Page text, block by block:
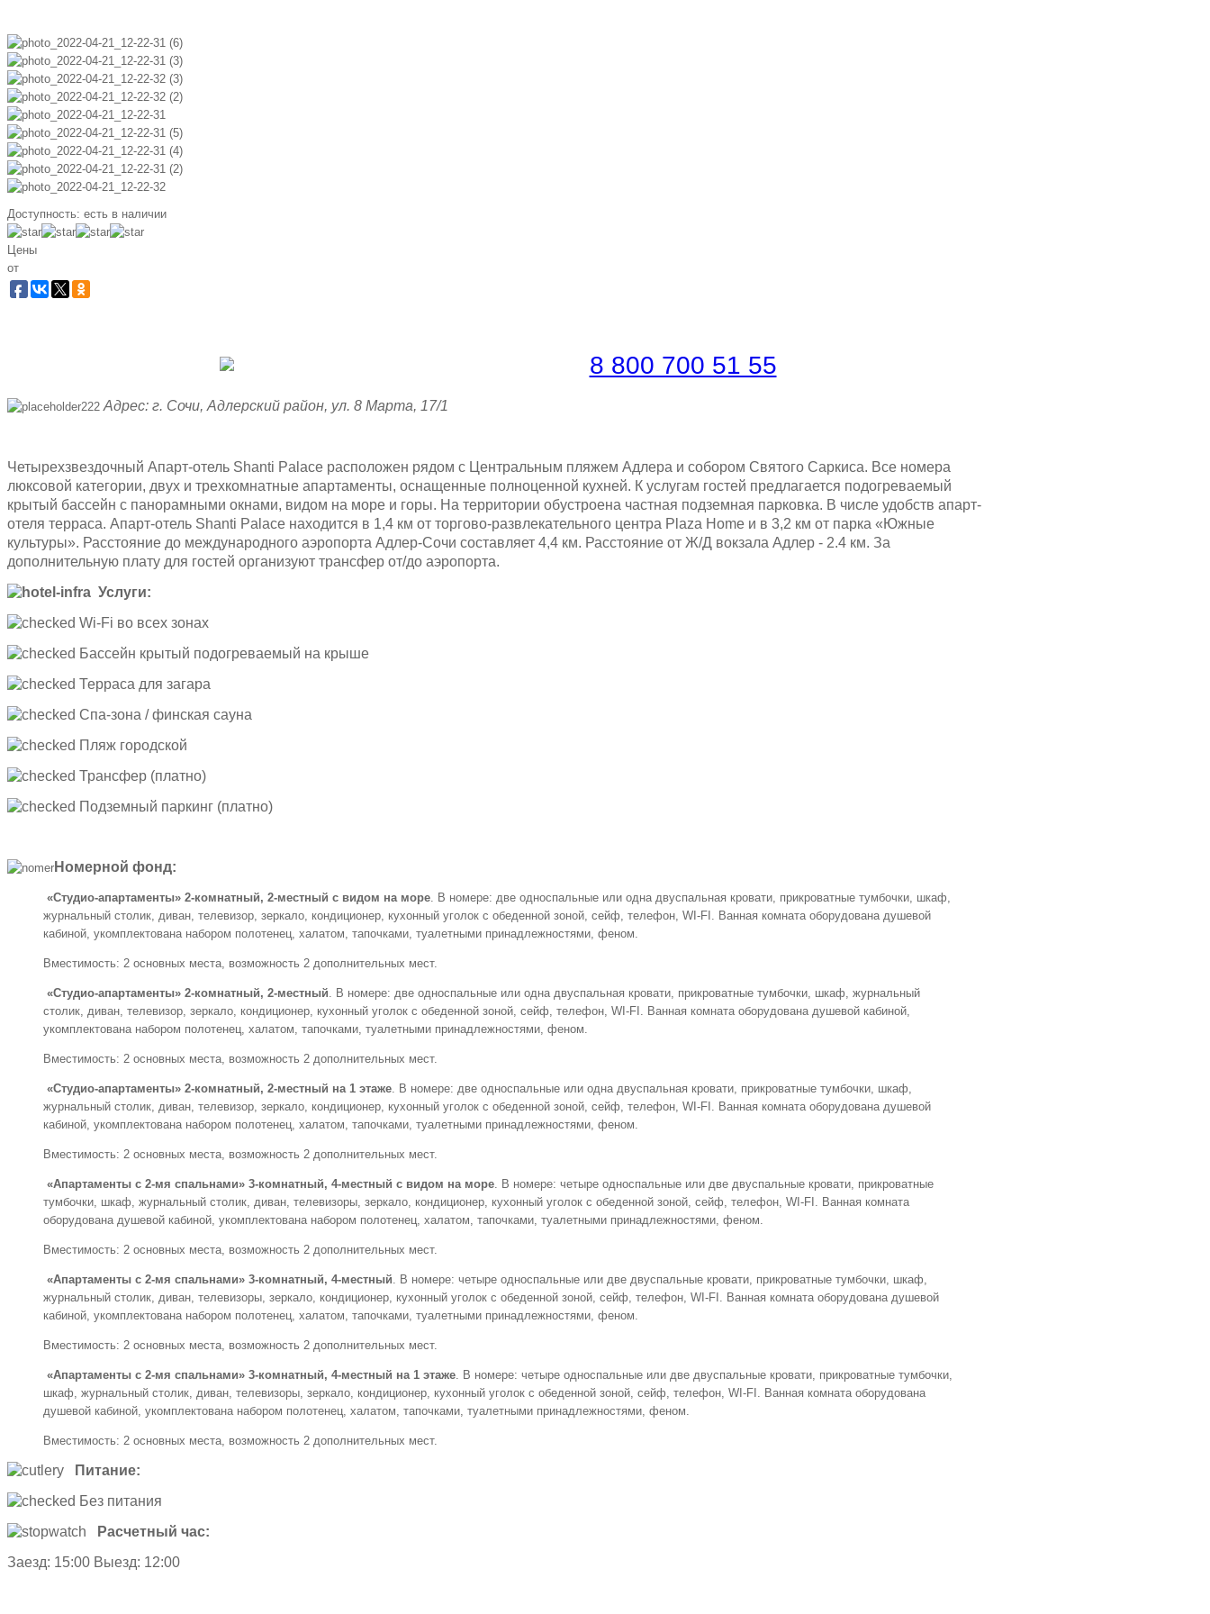
Доступность: есть в наличии
Цены
от
8 800 700 51 55
Адрес: г. Сочи, Адлерский район, ул. 8 Марта, 17/1
Четырехзвездочный Апарт-отель Shanti Palace расположен рядом с Центральным пляжем Адлера и собором Святого Саркиса. Все номера
люксовой категории, двух и трехкомнатные апартаменты, оснащенные полноценной кухней. К услугам гостей предлагается подогреваемый
крытый бассейн с панорамными окнами, видом на море и горы. На территории обустроена частная подземная парковка. В числе удобств апарт-
отеля терраса. Апарт-отель Shanti Palace находится в 1,4 км от торгово-развлекательного центра Plaza Home и в 3,2 км от парка «Южные
культуры». Расстояние до международного аэропорта Адлер-Сочи составляет 4,4 км. Расстояние от Ж/Д вокзала Адлер - 2.4 км. За
дополнительную плату для гостей организуют трансфер от/до аэропорта.
Услуги:
Wi-Fi во всех зонах
Бассейн крытый подогреваемый на крыше
Терраса для загара
Спа-зона / финская сауна
Пляж городской
Трансфер (платно)
Подземный паркинг (платно)
Номерной фонд:
«Студио-апартаменты» 2-комнатный, 2-местный с видом на море. В номере: две односпальные или одна двуспальная кровати, прикроватные тумбочки, шкаф,
журнальный столик, диван, телевизор, зеркало, кондиционер, кухонный уголок с обеденной зоной, сейф, телефон, WI-FI. Ванная комната оборудована душевой
кабиной, укомплектована набором полотенец, халатом, тапочками, туалетными принадлежностями, феном.
Вместимость: 2 основных места, возможность 2 дополнительных мест.
«Студио-апартаменты» 2-комнатный, 2-местный. В номере: две односпальные или одна двуспальная кровати, прикроватные тумбочки, шкаф, журнальный
столик, диван, телевизор, зеркало, кондиционер, кухонный уголок с обеденной зоной, сейф, телефон, WI-FI. Ванная комната оборудована душевой кабиной,
укомплектована набором полотенец, халатом, тапочками, туалетными принадлежностями, феном.
Вместимость: 2 основных места, возможность 2 дополнительных мест.
«Студио-апартаменты» 2-комнатный, 2-местный на 1 этаже. В номере: две односпальные или одна двуспальная кровати, прикроватные тумбочки, шкаф,
журнальный столик, диван, телевизор, зеркало, кондиционер, кухонный уголок с обеденной зоной, сейф, телефон, WI-FI. Ванная комната оборудована душевой
кабиной, укомплектована набором полотенец, халатом, тапочками, туалетными принадлежностями, феном.
Вместимость: 2 основных места, возможность 2 дополнительных мест.
«Апартаменты с 2-мя спальнами» 3-комнатный, 4-местный с видом на море. В номере: четыре односпальные или две двуспальные кровати, прикроватные
тумбочки, шкаф, журнальный столик, диван, телевизоры, зеркало, кондиционер, кухонный уголок с обеденной зоной, сейф, телефон, WI-FI. Ванная комната
оборудована душевой кабиной, укомплектована набором полотенец, халатом, тапочками, туалетными принадлежностями, феном.
Вместимость: 2 основных места, возможность 2 дополнительных мест.
«Апартаменты с 2-мя спальнами» 3-комнатный, 4-местный. В номере: четыре односпальные или две двуспальные кровати, прикроватные тумбочки, шкаф,
журнальный столик, диван, телевизоры, зеркало, кондиционер, кухонный уголок с обеденной зоной, сейф, телефон, WI-FI. Ванная комната оборудована душевой
кабиной, укомплектована набором полотенец, халатом, тапочками, туалетными принадлежностями, феном.
Вместимость: 2 основных места, возможность 2 дополнительных мест.
«Апартаменты с 2-мя спальнами» 3-комнатный, 4-местный на 1 этаже. В номере: четыре односпальные или две двуспальные кровати, прикроватные тумбочки,
шкаф, журнальный столик, диван, телевизоры, зеркало, кондиционер, кухонный уголок с обеденной зоной, сейф, телефон, WI-FI. Ванная комната оборудована
душевой кабиной, укомплектована набором полотенец, халатом, тапочками, туалетными принадлежностями, феном.
Вместимость: 2 основных места, возможность 2 дополнительных мест.
Питание:
Без питания
Расчетный час:
Заезд: 15:00 Выезд: 12:00